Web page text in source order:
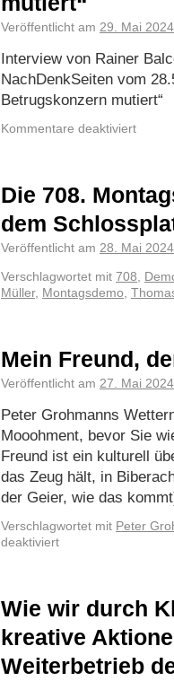
Veröffentlicht am 29. Mai 2024
Interview von Rainer
NachDenkSeiten vom
Betrugskonzern mutiert“
Kommentare deaktiviert
Die 708.
dem
Veröffentlicht am 28. Mai 2024
Verschlagwortet mit 708,
Müller, Montagsdemo,
Mein Freund,
Veröffentlicht am 27. Mai 2024
Peter Grohmanns
Mooohment, bevor Sie
Freund ist ein kulturell
das Zeug hält, in
der Geier, wie das
Verschlagwortet mit Peter
deaktiviert
Wie wir durch
kreative
Weiterbetrieb